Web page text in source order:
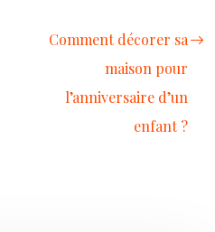
Comment décorer sa
maison pour
l’anniversaire d’un
enfant ?